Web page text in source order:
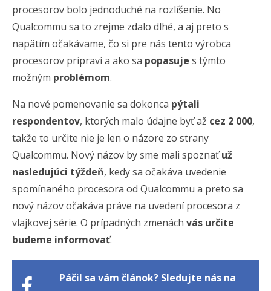
procesorov bolo jednoduché na rozlíšenie. No
Qualcommu sa to zrejme zdalo dlhé, a aj preto s
napätím očakávame, čo si pre nás tento výrobca
procesorov pripraví a ako sa popasuje s týmto
možným problémom.
Na nové pomenovanie sa dokonca pýtali
respondentov, ktorých malo údajne byť až cez 2 000,
takže to určite nie je len o názore zo strany
Qualcommu. Nový názov by sme mali spoznaťuž
nasledujúci týždeň, kedy sa očakáva uvedenie
spomínaného procesora od Qualcommu a preto sa
nový názov očakáva práve na uvedení procesora z
vlajkovej série. O prípadných zmenách vás určite
budeme informovať.
Páčil sa vám článok? Sledujte nás na